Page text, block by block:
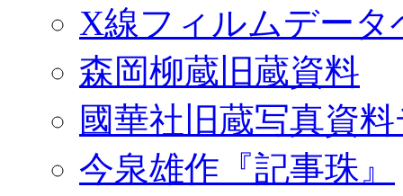
X線フィルムデータ
森岡柳蔵旧蔵資料
國華社旧蔵写真資
今泉雄作『記事珠』